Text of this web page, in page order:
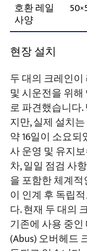
호환 레일
사양
현장 설치
두 대의 크레인이
및 시운전을 위
로 파견했습니다
지만, 실제 설치
약 16일이 소요
사 운영 및 유지
차, 일일 점검 사
을 포함한 체계
이 인계 후 독립
다. 현재 두 대의
기존에 사용 중
(Abus) 오버헤드